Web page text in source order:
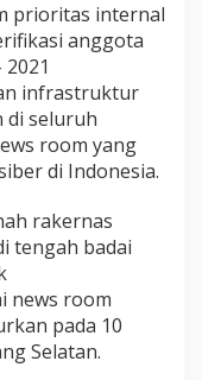
prioritas internal
anggota
infrastruktur
di seluruh
room yang
di Indonesia.
rakernas
tengah badai
news room
pada 10
Selatan.